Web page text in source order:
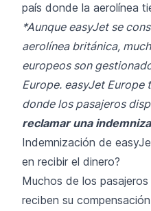
país donde la aerolínea
*Aunque easyJet se
aerolínea británica,
europeos son
Europe. easyJet Europe
donde los pasajeros
reclamar una
Indemnización de
en recibir el dinero?
Muchos de los
reciben su